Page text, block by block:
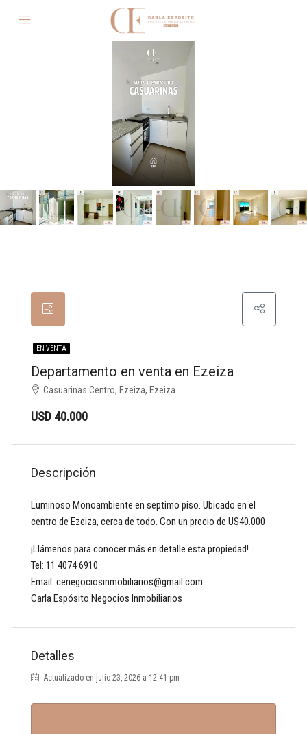
EN VENTA
Departamento en venta en Ezeiza
Casuarinas Centro, Ezeiza, Ezeiza
USD 40.000
Descripción
Luminoso Monoambiente en septimo piso. Ubicado en el
centro de Ezeiza, cerca de todo. Con un precio de US40.000
¡Llámenos para conocer más en detalle esta propiedad!
Tel: 11 4074 6910
Email: cenegociosinmobiliarios@gmail.com
Carla Espósito Negocios Inmobiliarios
Detalles
Actualizado en julio 23, 2026 a 12:41 pm